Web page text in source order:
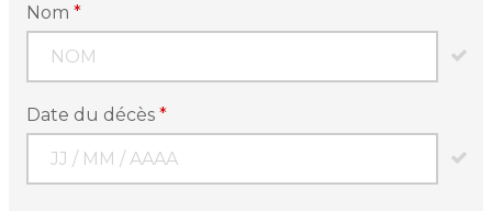
Nom*
Date du décès*